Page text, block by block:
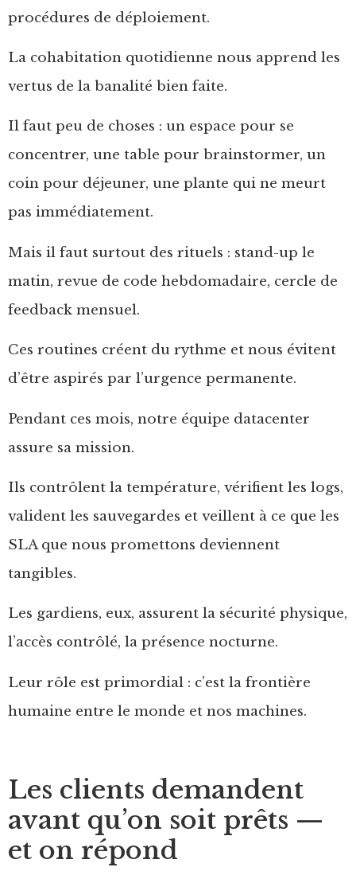
procédures de déploiement.
La cohabitation quotidienne nous apprend les
vertus de la banalité bien faite.
Il faut peu de choses : un espace pour se
concentrer, une table pour brainstormer, un
coin pour déjeuner, une plante qui ne meurt
pas immédiatement.
Mais il faut surtout des rituels : stand-up le
matin, revue de code hebdomadaire, cercle de
feedback mensuel.
Ces routines créent du rythme et nous évitent
d’être aspirés par l’urgence permanente.
Pendant ces mois, notre équipe datacenter
assure sa mission.
Ils contrôlent la température, vérifient les logs,
valident les sauvegardes et veillent à ce que les
SLA que nous promettons deviennent
tangibles.
Les gardiens, eux, assurent la sécurité physique,
l’accès contrôlé, la présence nocturne.
Leur rôle est primordial : c’est la frontière
humaine entre le monde et nos machines.
Les clients demandent
avant qu’on soit prêts —
et on répond